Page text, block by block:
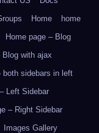
Home
home
Home page – Blog
Blog with ajax
both sidebars in left
Left Sidebar
– Right Sidebar
Images Gallery